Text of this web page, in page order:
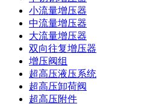
小流量增压器
中流量增压器
大流量增压器
双向往复增压器
增压阀组
超高压液压系统
超高压卸荷阀
超高压附件